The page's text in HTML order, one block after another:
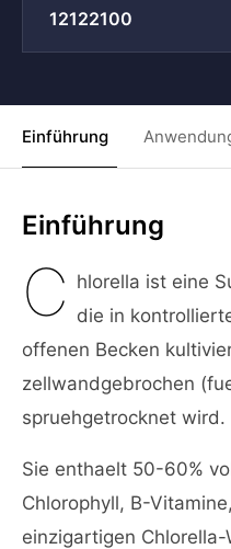
12122100
Einführung
Einführung
C hlorella ist eine
die in
offenen Becken
zellwandgebrochen
spruehgetrocknet wird.
Sie enthaelt 50-60%
Chlorophyll, B-
einzigartigen